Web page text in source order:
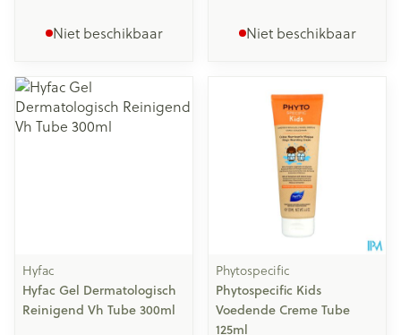
Niet beschikbaar Niet beschikbaar
Hyfac
Hyfac Gel Dermatologisch
Reinigend Vh Tube 300ml
Phytospecific
Phytospecific Kids
Voedende Creme Tube
125ml